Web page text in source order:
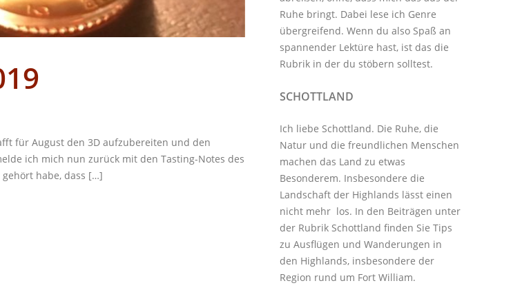
für August den 3D aufzubereiten und den
ich mich nun zurück mit den Tasting-Notes des
gehört habe, dass […]
Ruhe bringt. Dabei lese ich Genre
übergreifend. Wenn du also Spaß an
spannender Lektüre hast, ist das die
Rubrik in der du stöbern solltest.
SCHOTTLAND
Ich liebe Schottland. Die Ruhe, die
Natur und die freundlichen Menschen
machen das Land zu etwas
Besonderem. Insbesondere die
Landschaft der Highlands lässt einen
nicht mehr los. In den Beiträgen unter
der Rubrik Schottland finden Sie Tips
zu Ausflügen und Wanderungen in
den Highlands, insbesondere der
Region rund um Fort William.